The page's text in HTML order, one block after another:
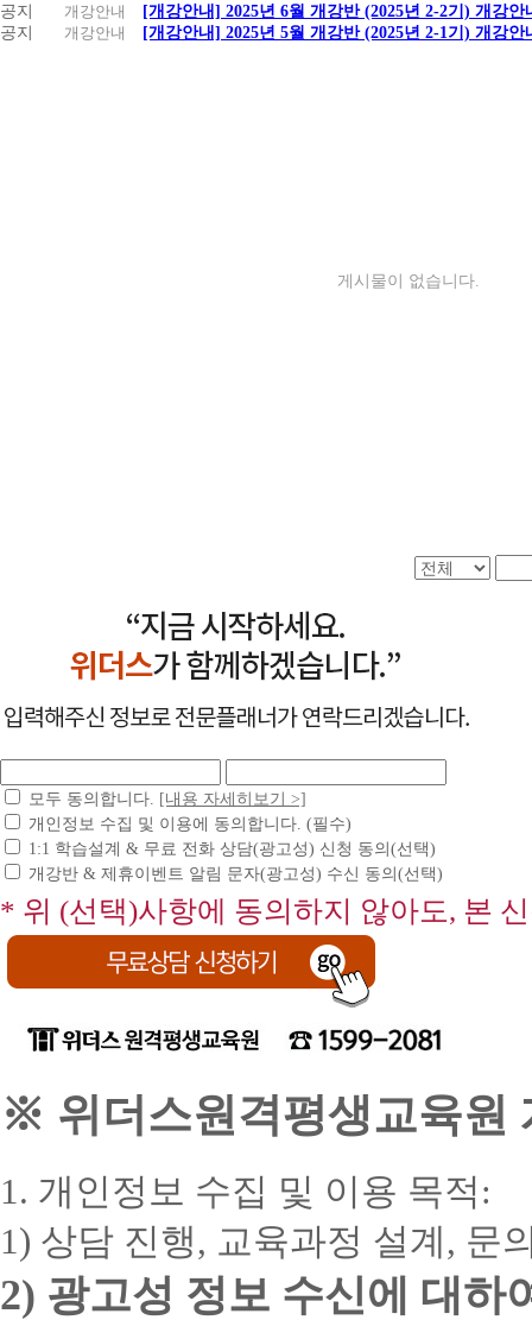
공지 개강안내
[개강안내] 2025년 6월 개강반 (2025년 2-2기) 개강안
공지
개강안내 [개강안내] 2025년 5월 개강반 (2025년 2-1기) 개강안
게시물이 없습니다.
모두 동의합니다.
[내용 자세히보기 >]
개인정보 수집 및 이용에 동의합니다. (필수)
1:1 학습설계 & 무료 전화 상담(광고성) 신청 동의(선택)
개강반 & 제휴이벤트 알림 문자(광고성) 수신 동의(선택)
* 위 (선택)사항에 동의하지 않아도, 본
※ 위더스원격평생교육원
1. 개인정보 수집 및 이용 목적:
1) 상담 진행, 교육과정 설계, 문
2) 광고성 정보 수신에 대하